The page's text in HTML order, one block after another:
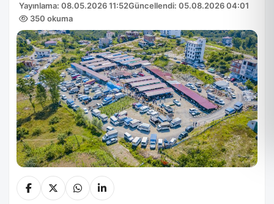
Yayınlama: 08.05.2026 11:52Güncellendi: 05.08.2026 04:01
350 okuma